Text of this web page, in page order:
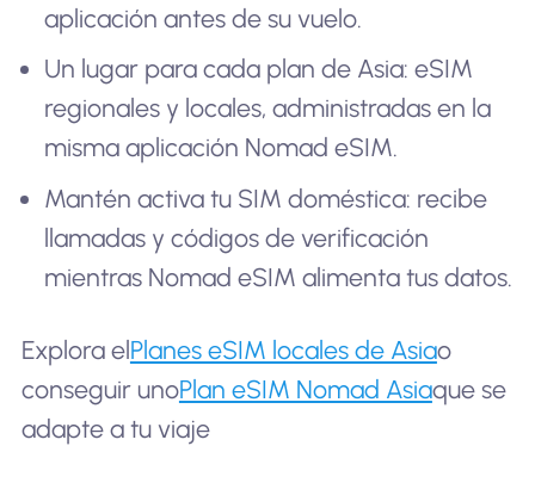
aplicación antes de su vuelo.
Un lugar para cada plan de Asia: eSIM
regionales y locales, administradas en la
misma aplicación Nomad eSIM.
Mantén activa tu SIM doméstica: recibe
llamadas y códigos de verificación
mientras Nomad eSIM alimenta tus datos.
Explora el Planes eSIM locales de Asiao
conseguir unoPlan eSIM Nomad Asiaque se
adapte a tu viaje